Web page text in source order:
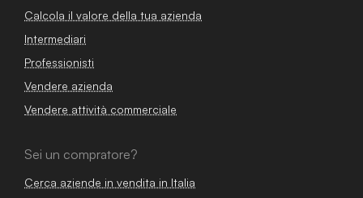
Calcola il valore della tua azienda
Intermediari
Professionisti
Vendere azienda
Vendere attività commerciale
Sei un compratore?
Cerca aziende in vendita in Italia